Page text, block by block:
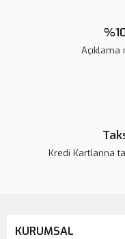
Kredi Kartlarına
KURUMSAL